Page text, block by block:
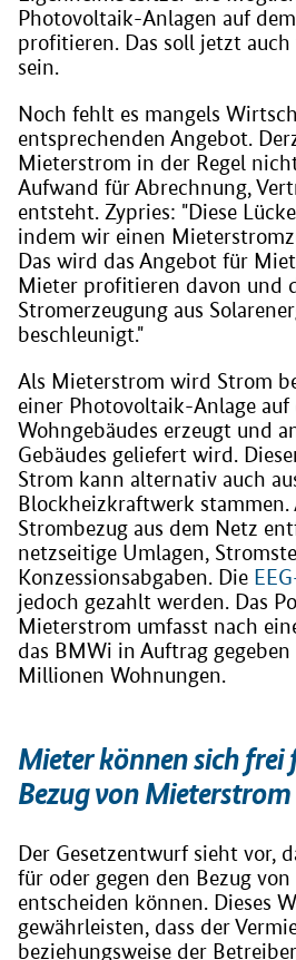
Photovoltaik-Anlagen auf
profitieren. Das soll jetzt
sein.
Noch fehlt es mangels
entsprechenden Angebot.
Mieterstrom in der Regel
Aufwand für Abrechnung,
entsteht. Zypries: "Diese
indem wir einen
Das wird das Angebot für
Mieter profitieren davon und
Stromerzeugung aus
beschleunigt."
Als Mieterstrom wird Strom
einer Photovoltaik-Anlage auf
Wohngebäudes erzeugt und
Gebäudes geliefert wird.
Strom kann alternativ auch
Blockheizkraftwerk stammen.
Strombezug aus dem Netz
netzseitige Umlagen,
Konzessionsabgaben. Die
jedoch gezahlt werden. Das
Mieterstrom umfasst nach
das BMWi in Auftrag gegeben
Millionen Wohnungen.
Mieter können sich frei
Bezug von
Der Gesetzentwurf sieht vor,
für oder gegen den Bezug
entscheiden können. Dieses
gewährleisten, dass der
beziehungsweise der